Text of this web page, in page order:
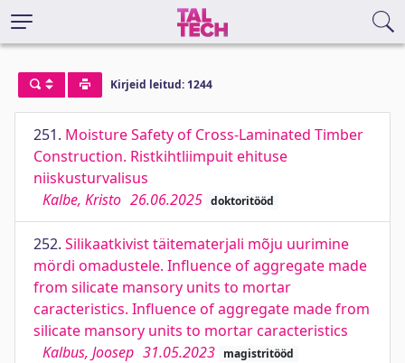
Kirjeid leitud: 1244
251. Moisture Safety of Cross-Laminated Timber
Construction. Ristkihtliimpuit ehituse
niiskusturvalisus
Kalbe, Kristo 26.06.2025 doktoritööd
252. Silikaatkivist täitematerjali mõju uurimine
mördi omadustele. Influence of aggregate made
from silicate mansory units to mortar
caracteristics. Influence of aggregate made from
silicate mansory units to mortar caracteristics
Kalbus, Joosep 31.05.2023 magistritööd